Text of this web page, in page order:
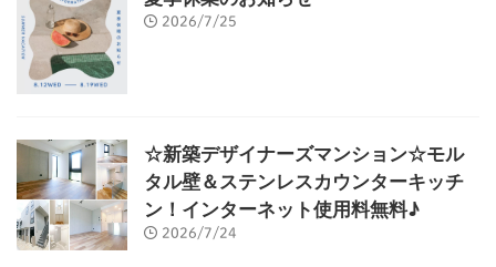
2026/7/25
☆新築デザイナーズマンション☆モル
タル壁＆ステンレスカウンターキッチ
ン！インターネット使用料無料♪
2026/7/24